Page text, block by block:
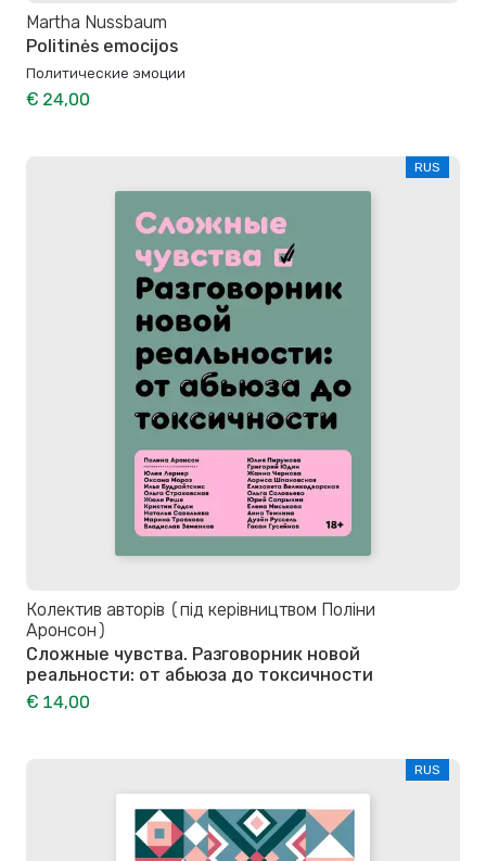
Martha Nussbaum
Politinės emocijos
Политические эмоции
€ 24,00
RUS
Колектив авторів (під керівництвом Поліни
Аронсон)
Сложные чувства. Разговорник новой
реальности: от абьюза до токсичности
€ 14,00
RUS